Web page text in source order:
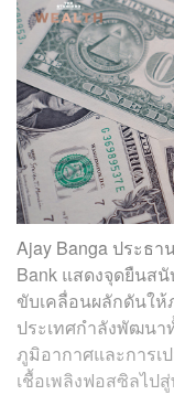
Ajay Banga ประธ
Bank แสดงจุดยืนส
ขับเคลื่อนผลักดันให้
ประเทศกำลังพัฒนา
ภูมิอากาศและการเ
เชื้อเพลิงฟอสซิลไป